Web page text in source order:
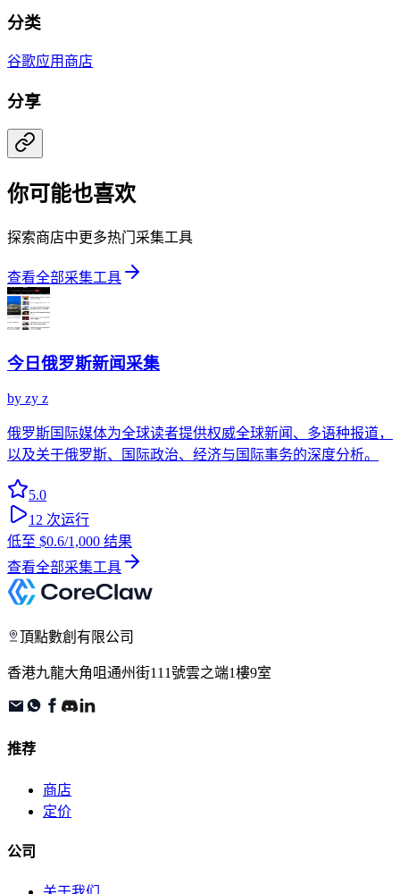
分类
谷歌应用商店
分享
你可能也喜欢
探索商店中更多热门采集工具
查看全部采集工具
今日俄罗斯新闻采集
by zy z
俄罗斯国际媒体为全球读者提供权威全球新闻、多语种报道，
以及关于俄罗斯、国际政治、经济与国际事务的深度分析。
5.0
12 次运行
低至 $0.6/1,000 结果
查看全部采集工具
頂點數創有限公司
香港九龍大角咀通州街111號雲之端1樓9室
推荐
商店
定价
公司